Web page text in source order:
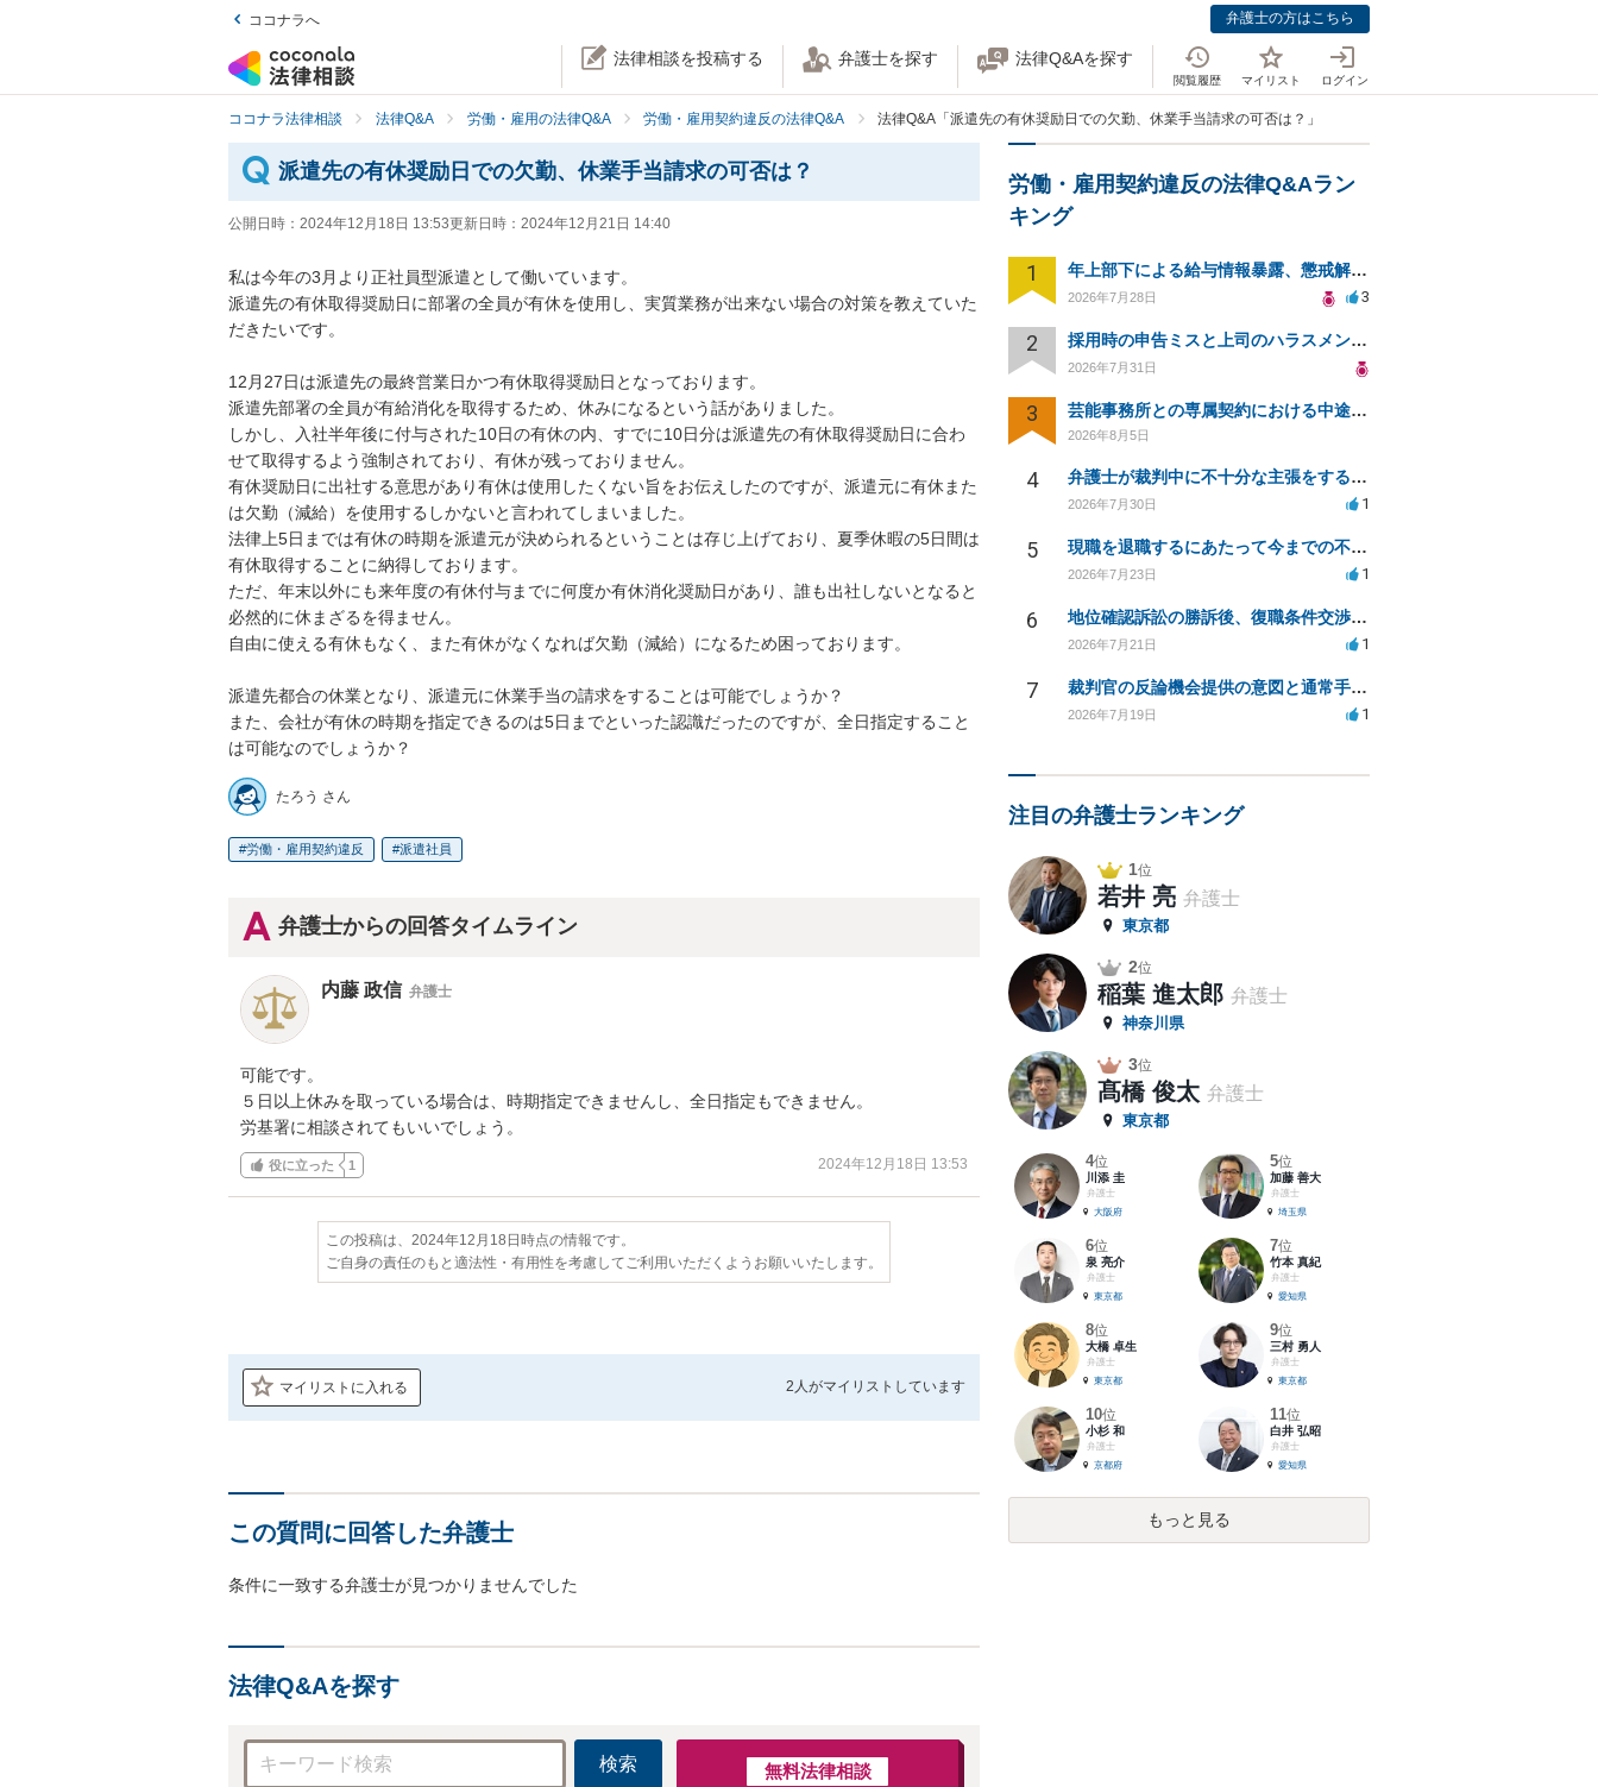
ココナラへ 弁護士の方はこちら
法律相談を投稿する 弁護士を探す 法律Q&Aを探す
閲覧履歴 マイリスト ログイン
ココナラ法律相談 法律Q&A 労働・雇用の法律Q&A 労働・雇用契約違反の法律Q&A 法律Q&A「派遣先の有休奨励日での欠勤、休業手当請求の可否は？」
派遣先の有休奨励日での欠勤、休業手当請求の可否は？
公開日時： 2024年12月18日 13:53更新日時： 2024年12月21日 14:40
私は今年の3月より正社員型派遣として働いています。
派遣先の有休取得奨励日に部署の全員が有休を使用し、実質業務が出来ない場合の対策を教えていた
だきたいです。
12月27日は派遣先の最終営業日かつ有休取得奨励日となっております。
派遣先部署の全員が有給消化を取得するため、休みになるという話がありました。
しかし、入社半年後に付与された10日の有休の内、すでに10日分は派遣先の有休取得奨励日に合わ
せて取得するよう強制されており、有休が残っておりません。
有休奨励日に出社する意思があり有休は使用したくない旨をお伝えしたのですが、派遣元に有休また
は欠勤（減給）を使用するしかないと言われてしまいました。
法律上5日までは有休の時期を派遣元が決められるということは存じ上げており、夏季休暇の5日間は
有休取得することに納得しております。
ただ、年末以外にも来年度の有休付与までに何度か有休消化奨励日があり、誰も出社しないとなると
必然的に休まざるを得ません。
自由に使える有休もなく、また有休がなくなれば欠勤（減給）になるため困っております。
派遣先都合の休業となり、派遣元に休業手当の請求をすることは可能でしょうか？
また、会社が有休の時期を指定できるのは5日までといった認識だったのですが、全日指定すること
は可能なのでしょうか？
たろう さん
労働・雇用契約違反 派遣社員
弁護士からの回答タイムライン
内藤 政信 弁護士
可能です。
５日以上休みを取っている場合は、時期指定できませんし、全日指定もできません。
労基署に相談されてもいいでしょう。
役に立った 1 2024年12月18日 13:53
この投稿は、2024年12月18日時点の情報です。
ご自身の責任のもと適法性・有用性を考慮してご利用いただくようお願いいたします。
マイリストに入れる 2人がマイリストしています
この質問に回答した弁護士
条件に一致する弁護士が見つかりませんでした
法律Q&Aを探す
検索 無料法律相談
労働・雇用契約違反の法律Q&Aラン
キング
1 年上部下による給与情報暴露、懲戒解雇は可能ですか？
2026年7月28日 3
2 採用時の申告ミスと上司のハラスメント、事前対応は？
2026年7月31日
3 芸能事務所との専属契約における中途解約時の違約金について相談したいです
2026年8月5日
4 弁護士が裁判中に不十分な主張をすることの影響について
2026年7月30日 1
5 現職を退職するにあたって今までの不法な部分の慰謝料等は請求できるのか。
2026年7月23日 1
6 地位確認訴訟の勝訴後、復職条件交渉と嫌がらせ対策について
2026年7月21日 1
7 裁判官の反論機会提供の意図と通常手続きの違いは？
2026年7月19日 1
注目の弁護士ランキング
1位
若井 亮 弁護士
東京都
2位
稲葉 進太郎 弁護士
神奈川県
3位
髙橋 俊太 弁護士
東京都
4位
川添 圭
弁護士
大阪府
5位
加藤 善大
弁護士
埼玉県
6位
泉 亮介
弁護士
東京都
7位
竹本 真紀
弁護士
愛知県
8位
大橋 卓生
弁護士
東京都
9位
三村 勇人
弁護士
東京都
10位
小杉 和
弁護士
京都府
11位
白井 弘昭
弁護士
愛知県
もっと見る